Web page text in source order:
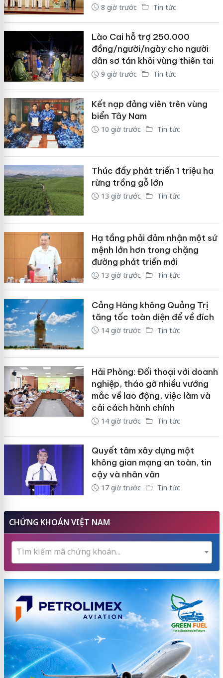
8 giờ trước Tin tức
Lào Cai hỗ trợ 250.000
đồng/người/ngày cho người
dân sơ tán khỏi vùng thiên tai
9 giờ trước Tin tức
Kết nạp đảng viên trên vùng
biển Tây Nam
10 giờ trước Tin tức
Thúc đẩy phát triển 1 triệu ha
rừng trồng gỗ lớn
13 giờ trước Tin tức
Hạ tầng phải đảm nhận một sứ
mệnh lớn hơn trong chặng
đường phát triển mới
13 giờ trước Tin tức
Cảng Hàng không Quảng Trị
tăng tốc toàn diện để về đích
14 giờ trước Tin tức
Hải Phòng: Đối thoại với doanh
nghiệp, tháo gỡ nhiều vướng
mắc về lao động, việc làm và
cải cách hành chính
14 giờ trước Tin tức
Quyết tâm xây dựng một
không gian mạng an toàn, tin
cậy và nhân văn
17 giờ trước Tin tức
CHỨNG KHOÁN VIỆT NAM
Tìm kiếm mã chứng khoán...